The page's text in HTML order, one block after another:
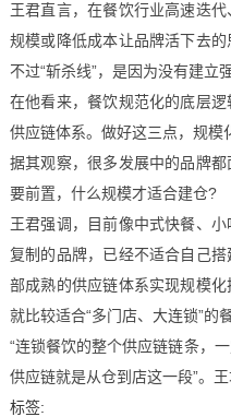
王君直言，在餐饮行业高速迭
规模或降低成本让品牌活下去
不过“斩杀线”，是因为没有建立
在他看来，餐饮规范化的底层逻
供应链体系。做好这三点，规模
据其观察，很多发展中的品牌
要前置，什么规模才适合建仓?
王君强调，目前像中式快餐、
复制的品牌，已经不适合自己
部成熟的供应链体系实现规模化
就比较适合“多门店、大连锁”的餐
“连锁餐饮的整个供应链链条，
供应链就是从仓到店这一段”。王
标签: